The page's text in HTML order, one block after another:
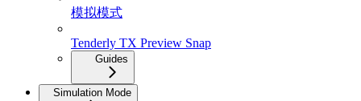
模拟模式
Tenderly TX Preview Snap
Guides
Simulation Mode